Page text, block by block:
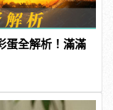
蛋全解析！滿滿